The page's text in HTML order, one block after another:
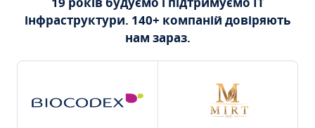
інфраструктури. 140+ компаній довіряють
нам зараз.